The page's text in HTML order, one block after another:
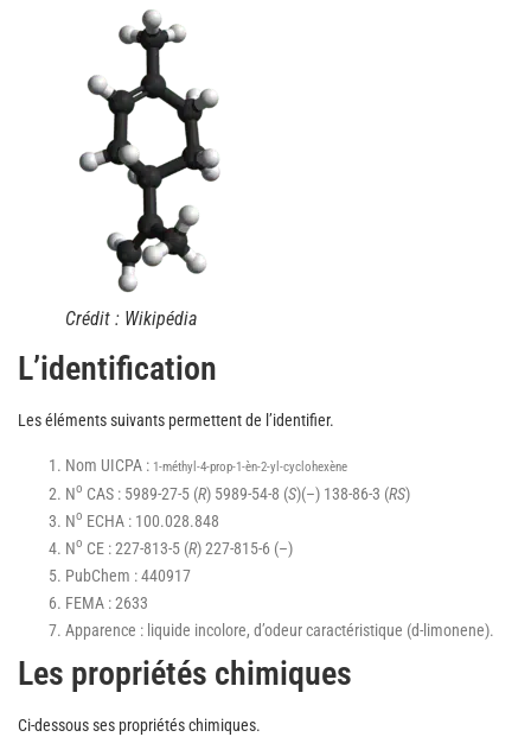
Crédit : Wikipédia
L’identification
Les éléments suivants permettent de l’identifier.
Nom UICPA : 1-méthyl-4-prop-1-èn-2-yl-cyclohexène
No CAS : 5989-27-5 (R) 5989-54-8 (S)(–) 138-86-3 (RS)
No ECHA : 100.028.848
No CE : 227-813-5 (R) 227-815-6 (–)
PubChem : 440917
FEMA : 2633
Apparence : liquide incolore, d’odeur caractéristique (d-limonene).
Les propriétés chimiques
Ci-dessous ses propriétés chimiques.